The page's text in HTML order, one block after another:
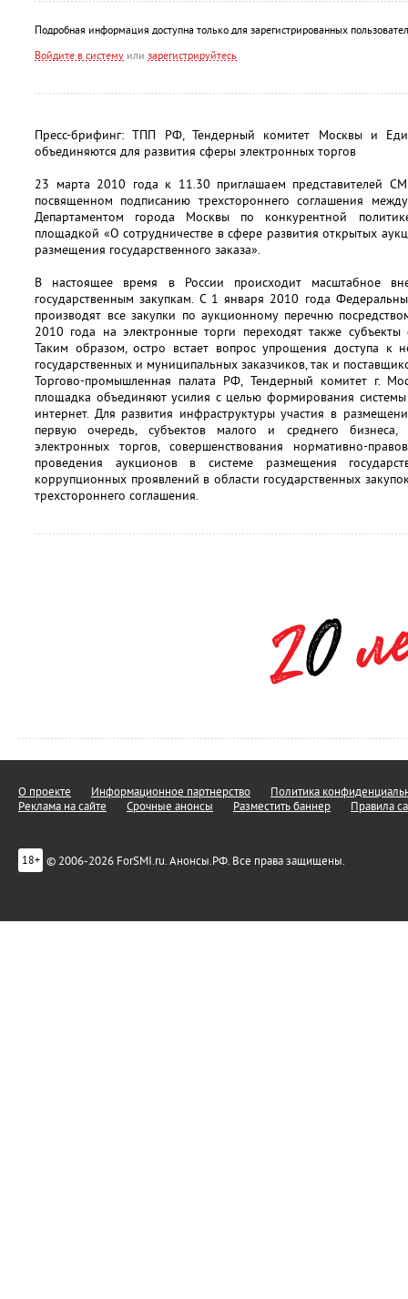
Подробная информация доступна только для зарегистрированных
Войдите в систему или зарегистрируйтесь
Пресс-брифинг: ТПП РФ, Тендерный комитет Москвы и
объединяются для развития сферы электронных торгов
23 марта 2010 года к 11.30 приглашаем представителей
посвященном подписанию трехстороннего соглашения
Департаментом города Москвы по конкурентной
площадкой «О сотрудничестве в сфере развития открытых
размещения государственного заказа».
В настоящее время в России происходит масштабное
государственным закупкам. С 1 января 2010 года
производят все закупки по аукционному перечню
2010 года на электронные торги переходят также
Таким образом, остро встает вопрос упрощения доступа к
государственных и муниципальных заказчиков, так и
Торгово-промышленная палата РФ, Тендерный комитет г.
площадка объединяют усилия с целью формирования
интернет. Для развития инфраструктуры участия в
первую очередь, субъектов малого и среднего
электронных торгов, совершенствования нормативно-
проведения аукционов в системе размещения
коррупционных проявлений в области государственных
трехстороннего соглашения.
О проекте Информационное партнерство
Политика
Реклама на сайте
Срочные анонсы Разместить баннер Правила
18+ © 2006-2026 ForSMI.ru. Анонсы.РФ. Все права защищены.